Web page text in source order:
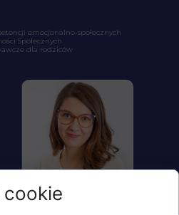
emocjonalno-społecznych
Społecznych
dla rodziców
cookie